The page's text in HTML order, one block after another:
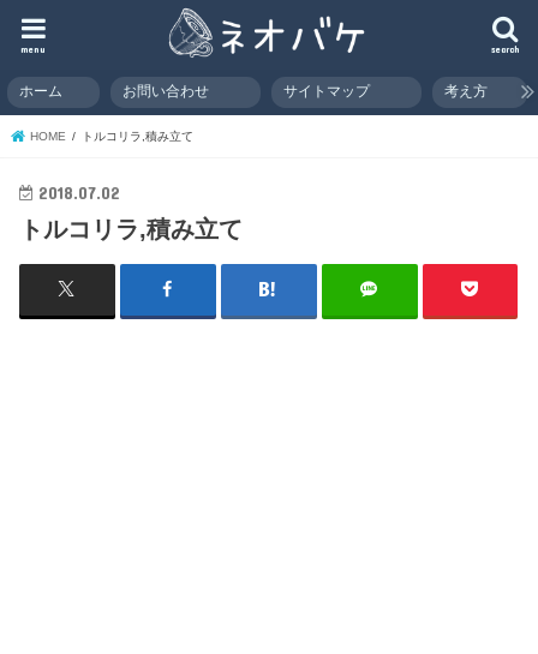
search
menu
ホーム お問い合わせ サイトマップ 考え方
HOME トルコリラ,積み立て
2018.07.02
トルコリラ,積み立て